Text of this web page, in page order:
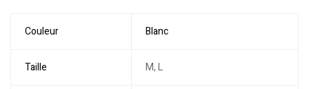
Couleur Blanc
Taille M, L